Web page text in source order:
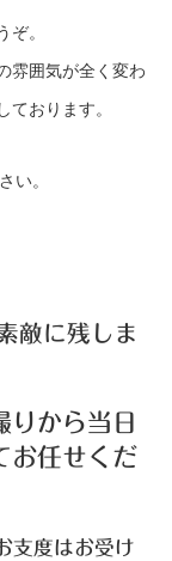
。
雰囲気が全く変わ
ております。
い。
敵に残しま
から当日
お任せくだ
支度はお受け